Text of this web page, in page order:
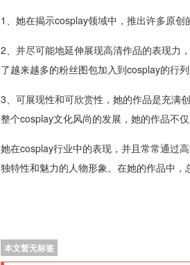
1、她在揭示cosplay领域中，推出许多原创
2、并尽可能地延伸展现高清作品的表现力
了越来越多的粉丝图包加入到cosplay的行列
3、可展现性和可欣赏性，她的作品是充满
整个cosplay文化风尚的发展，她的作品不
她在cosplay行业中的表现，并且常常通过
独特性和魅力的人物形象。在她的作品中，
本文暂无标签